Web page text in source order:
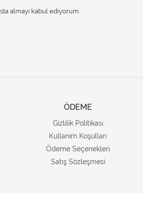
almayı kabul ediyorum.
ÖDEME
Gizlilik Politikası
Kullanım Koşulları
Ödeme Seçenekleri
Satış Sözleşmesi